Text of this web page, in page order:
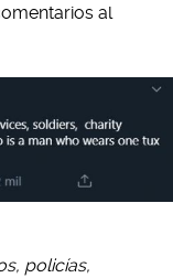
al
policías,